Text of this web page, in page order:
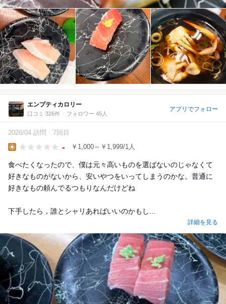
エンプティカロリー
口コミ 326件 フォロワー 45人
アプリでフォロー
2026/04 訪問 7回目
- ￥1,000～￥1,999/1人
食べたくなったので、僕は元々高いものを選ばないのじゃなくて
好きなものがないから、安いやつをいってしまうのかな。普通に
好きなもの頼んでるつもりなんだけどね
下手したら，誰とシャリあればいいのかもし...
詳細を見る